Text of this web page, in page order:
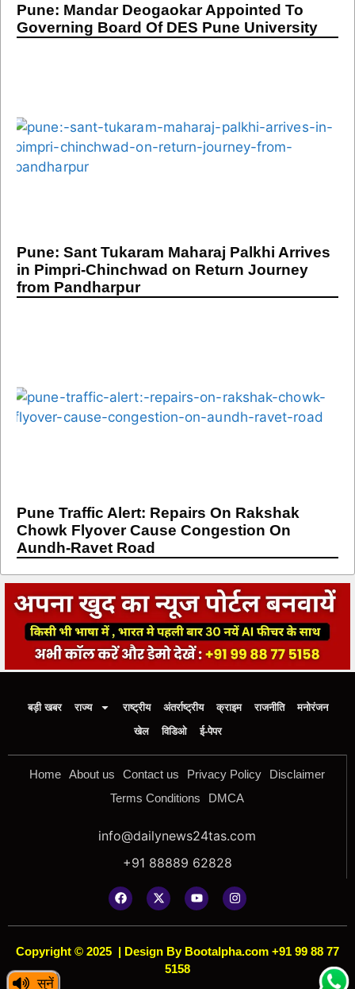
सुनें
Pune: Mandar Deogaokar Appointed To
Governing Board Of DES Pune University
Pune: Sant Tukaram Maharaj Palkhi Arrives
in Pimpri-Chinchwad on Return Journey
from Pandharpur
Pune Traffic Alert: Repairs On Rakshak
Chowk Flyover Cause Congestion On
Aundh-Ravet Road
बड़ी खबर राज्य राष्ट्रीय अंतर्राष्ट्रीय क्राइम राजनीति
मनोरंजन
खेल
विडिओ ई-पेपर
Home About us Contact us Privacy Policy
Disclaimer
Terms Conditions
DMCA
info@dailynews24tas.com
+91 88889 62828
Copyright © 2025 | Design By Bootalpha.com +91 99 88 77
5158